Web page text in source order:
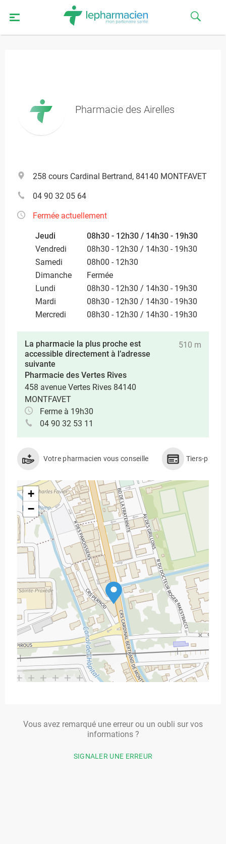
Pharmacie des Airelles
258 cours Cardinal Bertrand, 84140 MONTFAVET
04 90 32 05 64
Fermée actuellement
Jeudi
08h30 - 12h30 / 14h30 - 19h30
Vendredi
08h30 - 12h30 / 14h30 - 19h30
Samedi
08h00 - 12h30
Dimanche
Fermée
Lundi
08h30 - 12h30 / 14h30 - 19h30
Mardi
08h30 - 12h30 / 14h30 - 19h30
Mercredi
08h30 - 12h30 / 14h30 - 19h30
La pharmacie la plus proche est
accessible directement à l’adresse
suivante
Pharmacie des Vertes Rives
458 avenue Vertes Rives 84140
MONTFAVET
Ferme à 19h30
04 90 32 53 11
510 m
Votre pharmacien vous conseille Tiers-
+
−
Vous avez remarqué une erreur ou un oubli sur vos
informations ?
SIGNALER UNE ERREUR